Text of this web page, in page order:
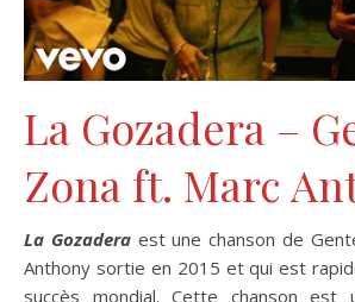
La Gozadera –
Zona ft. Marc
La Gozaderaest une chanson de
Anthony sortie en 2015 et qui est
succès mondial. Cette chanson est